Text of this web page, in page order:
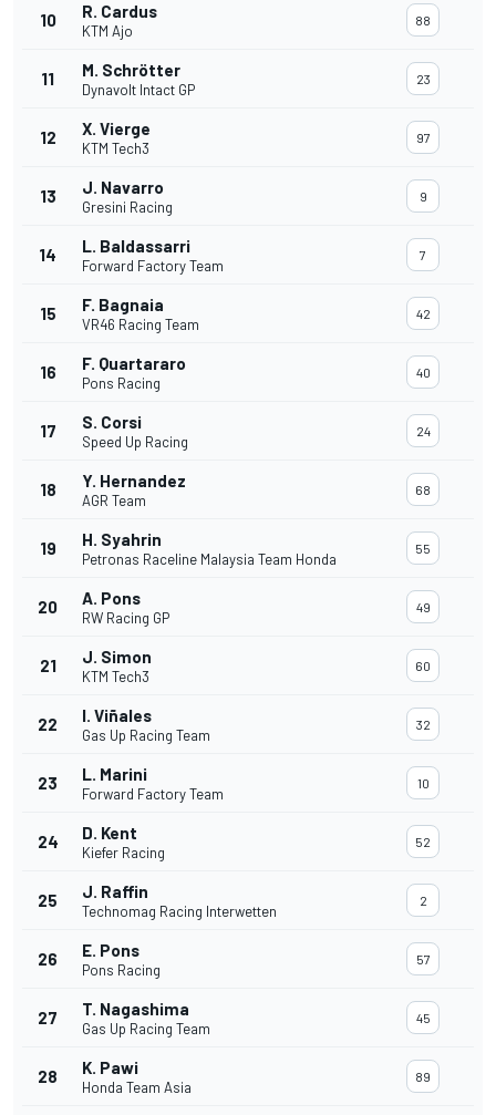
10 R. Cardus
KTM Ajo
88
11 M. Schrötter
Dynavolt Intact GP
23
12 X. Vierge
KTM Tech3
97
13 J. Navarro
Gresini Racing
9
14 L. Baldassarri
Forward Factory Team
7
15 F. Bagnaia
VR46 Racing Team
42
16 F. Quartararo
Pons Racing
40
17 S. Corsi
Speed Up Racing
24
18 Y. Hernandez
AGR Team
68
19 H. Syahrin
Petronas Raceline Malaysia Team Honda
55
20 A. Pons
RW Racing GP
49
21 J. Simon
KTM Tech3
60
22 I. Viñales
Gas Up Racing Team
32
23 L. Marini
Forward Factory Team
10
24 D. Kent
Kiefer Racing
52
25 J. Raffin
Technomag Racing Interwetten
2
26 E. Pons
Pons Racing
57
27 T. Nagashima
Gas Up Racing Team
45
28 K. Pawi
Honda Team Asia
89